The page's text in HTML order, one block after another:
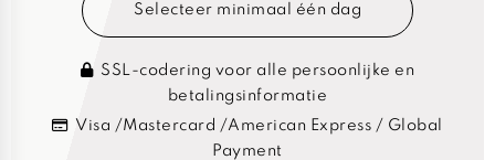
Selecteer minimaal één dag
SSL-codering voor alle persoonlijke en
betalingsinformatie
Visa /Mastercard /American Express / Global
Payment